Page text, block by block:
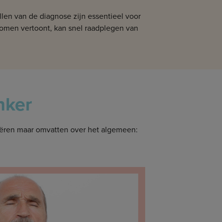
van de diagnose zijn essentieel voor
vertoont, kan snel raadplegen van
maar omvatten over het algemeen: